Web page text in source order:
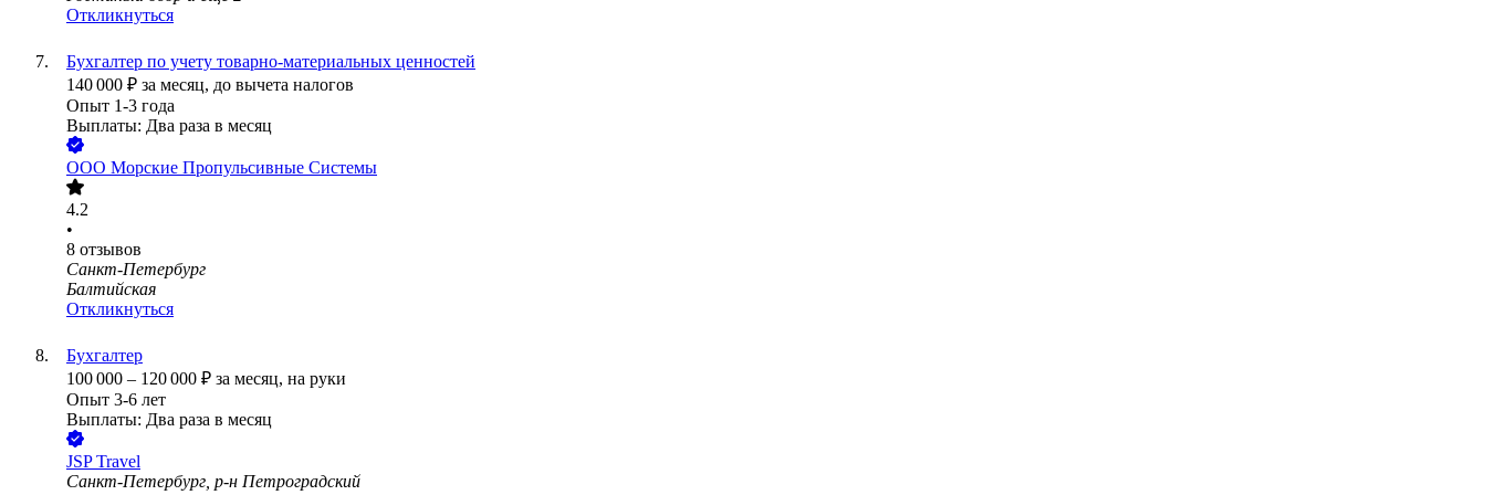
Откликнуться
Бухгалтер по учету товарно-материальных ценностей
140 000 ₽ за месяц, до вычета налогов
Опыт 1-3 года
Выплаты: Два раза в месяц
ООО Морские Пропульсивные Системы
4.2
•
8 отзывов
Санкт-Петербург
Балтийская
Откликнуться
Бухгалтер
100 000 – 120 000 ₽ за месяц, на руки
Опыт 3-6 лет
Выплаты: Два раза в месяц
JSP Travel
Санкт-Петербург, р-н Петроградский